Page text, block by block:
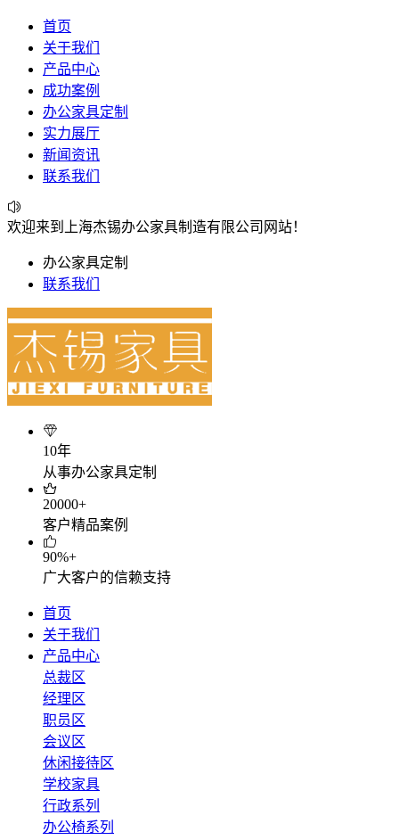
首页
关于我们
产品中心
成功案例
办公家具定制
实力展厅
新闻资讯
联系我们
欢迎来到上海杰锡办公家具制造有限公司网站！
办公家具定制
联系我们
10年
从事办公家具定制
20000+
客户精品案例
90%+
广大客户的信赖支持
首页
关于我们
产品中心
总裁区
经理区
职员区
会议区
休闲接待区
学校家具
行政系列
办公椅系列